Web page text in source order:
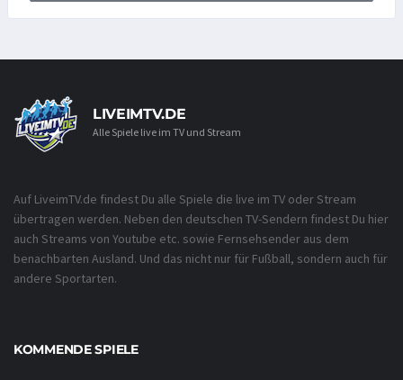
LIVEIMTV.DE
Alle Spiele live im TV und Stream
Auf LiveimTV.de findest Du alle Spiele die live im TV oder Stream
übertragen werden. Neben den deutschen TV-Sendern findest Du hier
auch Streams von Youtube etc. sowie Fernsehsender aus dem
benachbarten Ausland. Und das nicht nur für Fußball, sondern auch für
andere Sportarten.
KOMMENDE SPIELE